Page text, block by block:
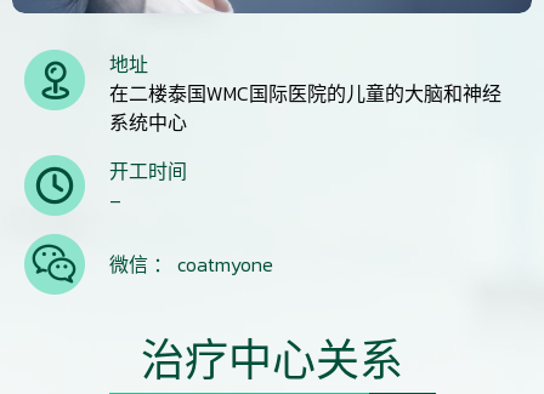
地址
在二楼泰国WMC国际医院的儿童的大脑和神经
系统中心
开工时间
–
微信 ： coatmyone
治疗中心关系